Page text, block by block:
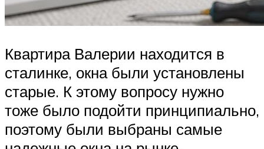
Квартира Валерии находится в
сталинке, окна были установлены
старые. К этому вопросу нужно
тоже было подойти принципиально,
поэтому были выбраны самые